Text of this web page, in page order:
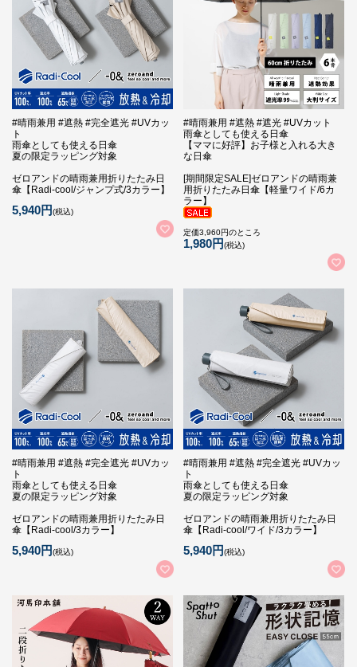
#晴雨兼用 #遮熱 #完全遮光 #UVカッ
ト
雨傘としても使える日傘
夏の限定ラッピング対象
ゼロアンドの晴雨兼用折りたたみ日
傘【Radi-cool/ジャンプ式/3カラー】
5,940円(税込)
#晴雨兼用 #遮熱 #遮光 #UVカット
雨傘としても使える日傘
【ママに好評】お子様と入れる大き
な日傘
[期間限定SALE]ゼロアンドの晴雨兼
用折りたたみ日傘【軽量ワイド/6カ
ラー】
定価3,960円のところ
1,980円(税込)
#晴雨兼用 #遮熱 #完全遮光 #UVカッ
ト
雨傘としても使える日傘
夏の限定ラッピング対象
ゼロアンドの晴雨兼用折りたたみ日
傘【Radi-cool/3カラー】
5,940円(税込)
#晴雨兼用 #遮熱 #完全遮光 #UVカッ
ト
雨傘としても使える日傘
夏の限定ラッピング対象
ゼロアンドの晴雨兼用折りたたみ日
傘【Radi-cool/ワイド/3カラー】
5,940円(税込)